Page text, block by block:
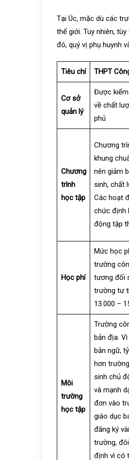
Tại Úc, mặc dù các
thế giới. Tuy nhiên,
đó, quý vị phụ huynh
Tiêu chí THPT
Cơ sở
quản lý
Được
về chất
phủ
Chương
trình
học tập
Chương
khung
nên giảm
sinh, chất
Các hoạt
chức định
động tập
Học phí
Mức học
trường
tương đối
trường tư
13.000 –
Môi
trường
học tập
Trường
bản địa.
bản ngữ,
hơn
sinh chủ
và mạnh
đơn vào
giáo dục
đăng ký
trường,
định vì có